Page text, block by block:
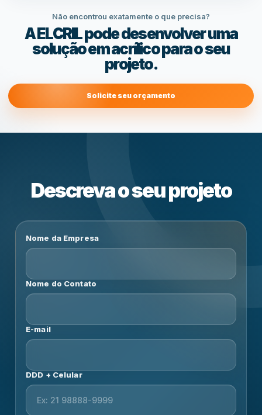
Não encontrou exatamente o que precisa?
A ELCRIL pode desenvolver uma
solução em acrílico para o seu
projeto.
Solicite seu orçamento
Descreva o seu projeto
Nome da Empresa
Nome do Contato
E-mail
DDD + Celular